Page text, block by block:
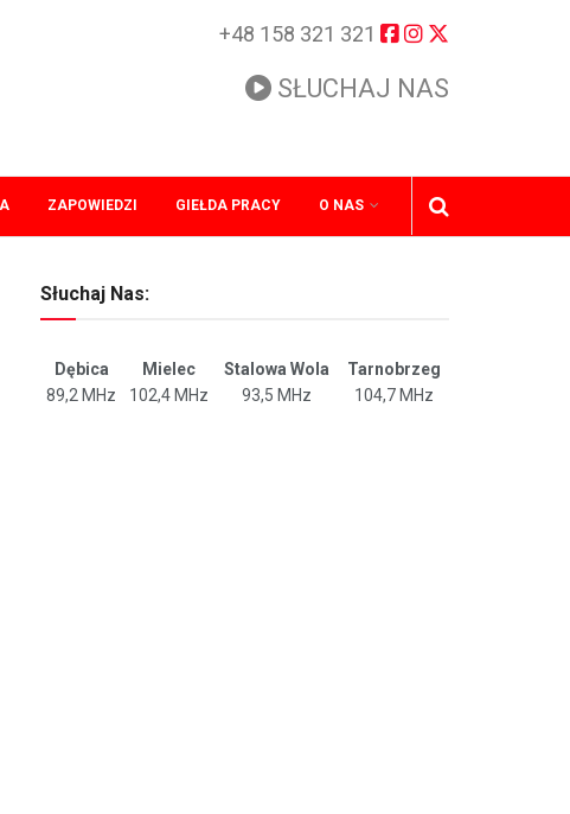
+48 158 321 321
SŁUCHAJ NAS
ZAPOWIEDZI GIEŁDA PRACY O NAS
Słuchaj Nas:
Dębica Mielec Stalowa Wola
Tarnobrzeg
89,2 MHz
102,4 MHz 93,5 MHz 104,7 MHz